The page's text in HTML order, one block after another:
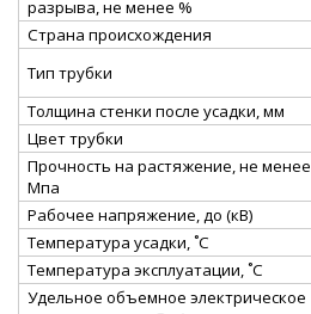
разрыва, не менее %
Страна происхождения
Тип трубки
Толщина стенки после усадки, мм
Цвет трубки
Прочность на растяжение, не менее
Мпа
Рабочее напряжение, до (кВ)
Температура усадки, ˚С
Температура эксплуатации, ˚С
Удельное объемное электрическое